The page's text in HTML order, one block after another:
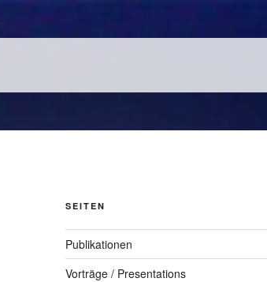
SEITEN
Publikationen
Vorträge / Presentations